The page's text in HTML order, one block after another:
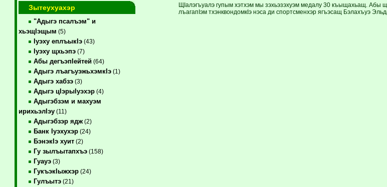
Зытеухуахэр
"Адыгэ псалъэм" и
хьэщIэщым (5)
Iуэху еплъыкIэ(43)
Iуэху щхьэпэ(7)
Абы дегъэпIейтей(64)
Адыгэ лъагъуэжьхэмкIэ(1)
Адыгэ хабзэ(3)
Адыгэ цIэрыIуэхэр(4)
Адыгэбзэм и махуэм
ирихьэлIэу(11)
Адыгэбзэр ядж(2)
Банк Iуэхухэр(24)
БэнэкIэ хуит(2)
Гу зылъытапхъэ(158)
Гуауэ(3)
ГукъэкIыжхэр(24)
Гулъытэ(21)
ЩIалэгъуалэ гупым хэтхэм мы зэхьэзэхуэм медалу 30 къыщахьащ.
лъагапIэм тхэнквондомкIэ нэса ди спортсменхэр ягъэсащ Бэлахъуэ